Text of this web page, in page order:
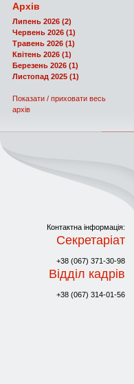
Архів
Липень 2026 (2)
Червень 2026 (1)
Травень 2026 (1)
Квітень 2026 (1)
Березень 2026 (1)
Листопад 2025 (1)
Показати / приховати весь
архів
Контактна інформація:
Секретаріат
+38 (067) 371-30-98
Відділ кадрів
+38 (067) 314-01-56